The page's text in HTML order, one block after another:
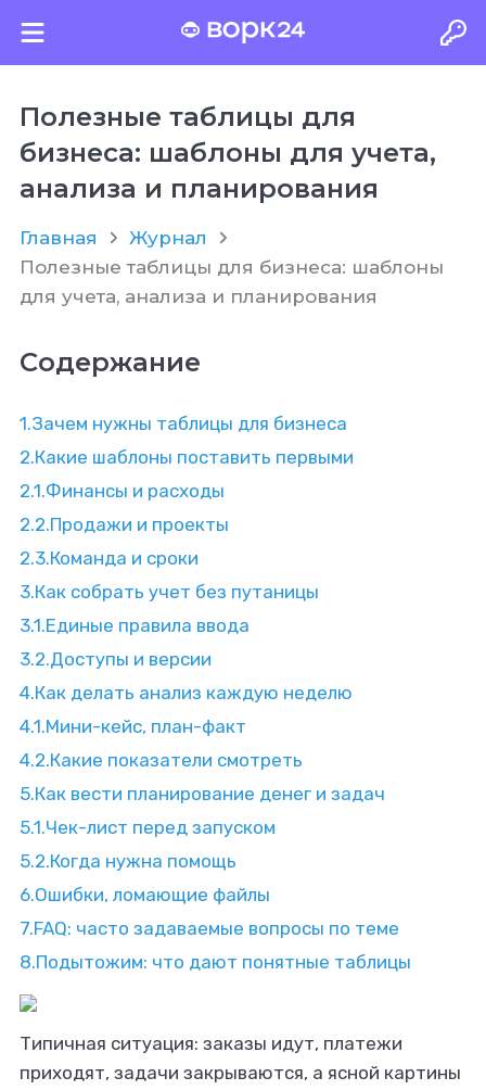
Полезные таблицы для
бизнеса: шаблоны для учета,
анализа и планирования
Главная
Журнал
Полезные таблицы для бизнеса: шаблоны
для учета, анализа и планирования
Содержание
1.Зачем нужны таблицы для бизнеса
2.Какие шаблоны поставить первыми
2.1.Финансы и расходы
2.2.Продажи и проекты
2.3.Команда и сроки
3.Как собрать учет без путаницы
3.1.Единые правила ввода
3.2.Доступы и версии
4.Как делать анализ каждую неделю
4.1.Мини-кейс, план-факт
4.2.Какие показатели смотреть
5.Как вести планирование денег и задач
5.1.Чек-лист перед запуском
5.2.Когда нужна помощь
6.Ошибки, ломающие файлы
7.FAQ: часто задаваемые вопросы по теме
8.Подытожим: что дают понятные таблицы
Типичная ситуация: заказы идут, платежи
приходят, задачи закрываются, а ясной картины